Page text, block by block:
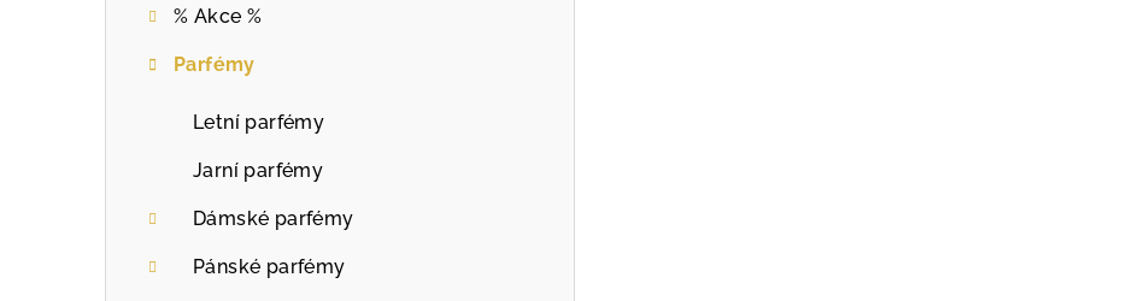
% Akce %
Parfémy
Letní parfémy
Jarní parfémy
Dámské parfémy
Pánské parfémy